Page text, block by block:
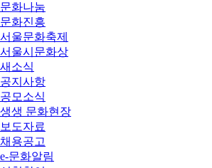
문화나눔
문화진흥
서울문화축제
서울시문화상
새소식
공지사항
공모소식
생생 문화현장
보도자료
채용공고
e-문화알림